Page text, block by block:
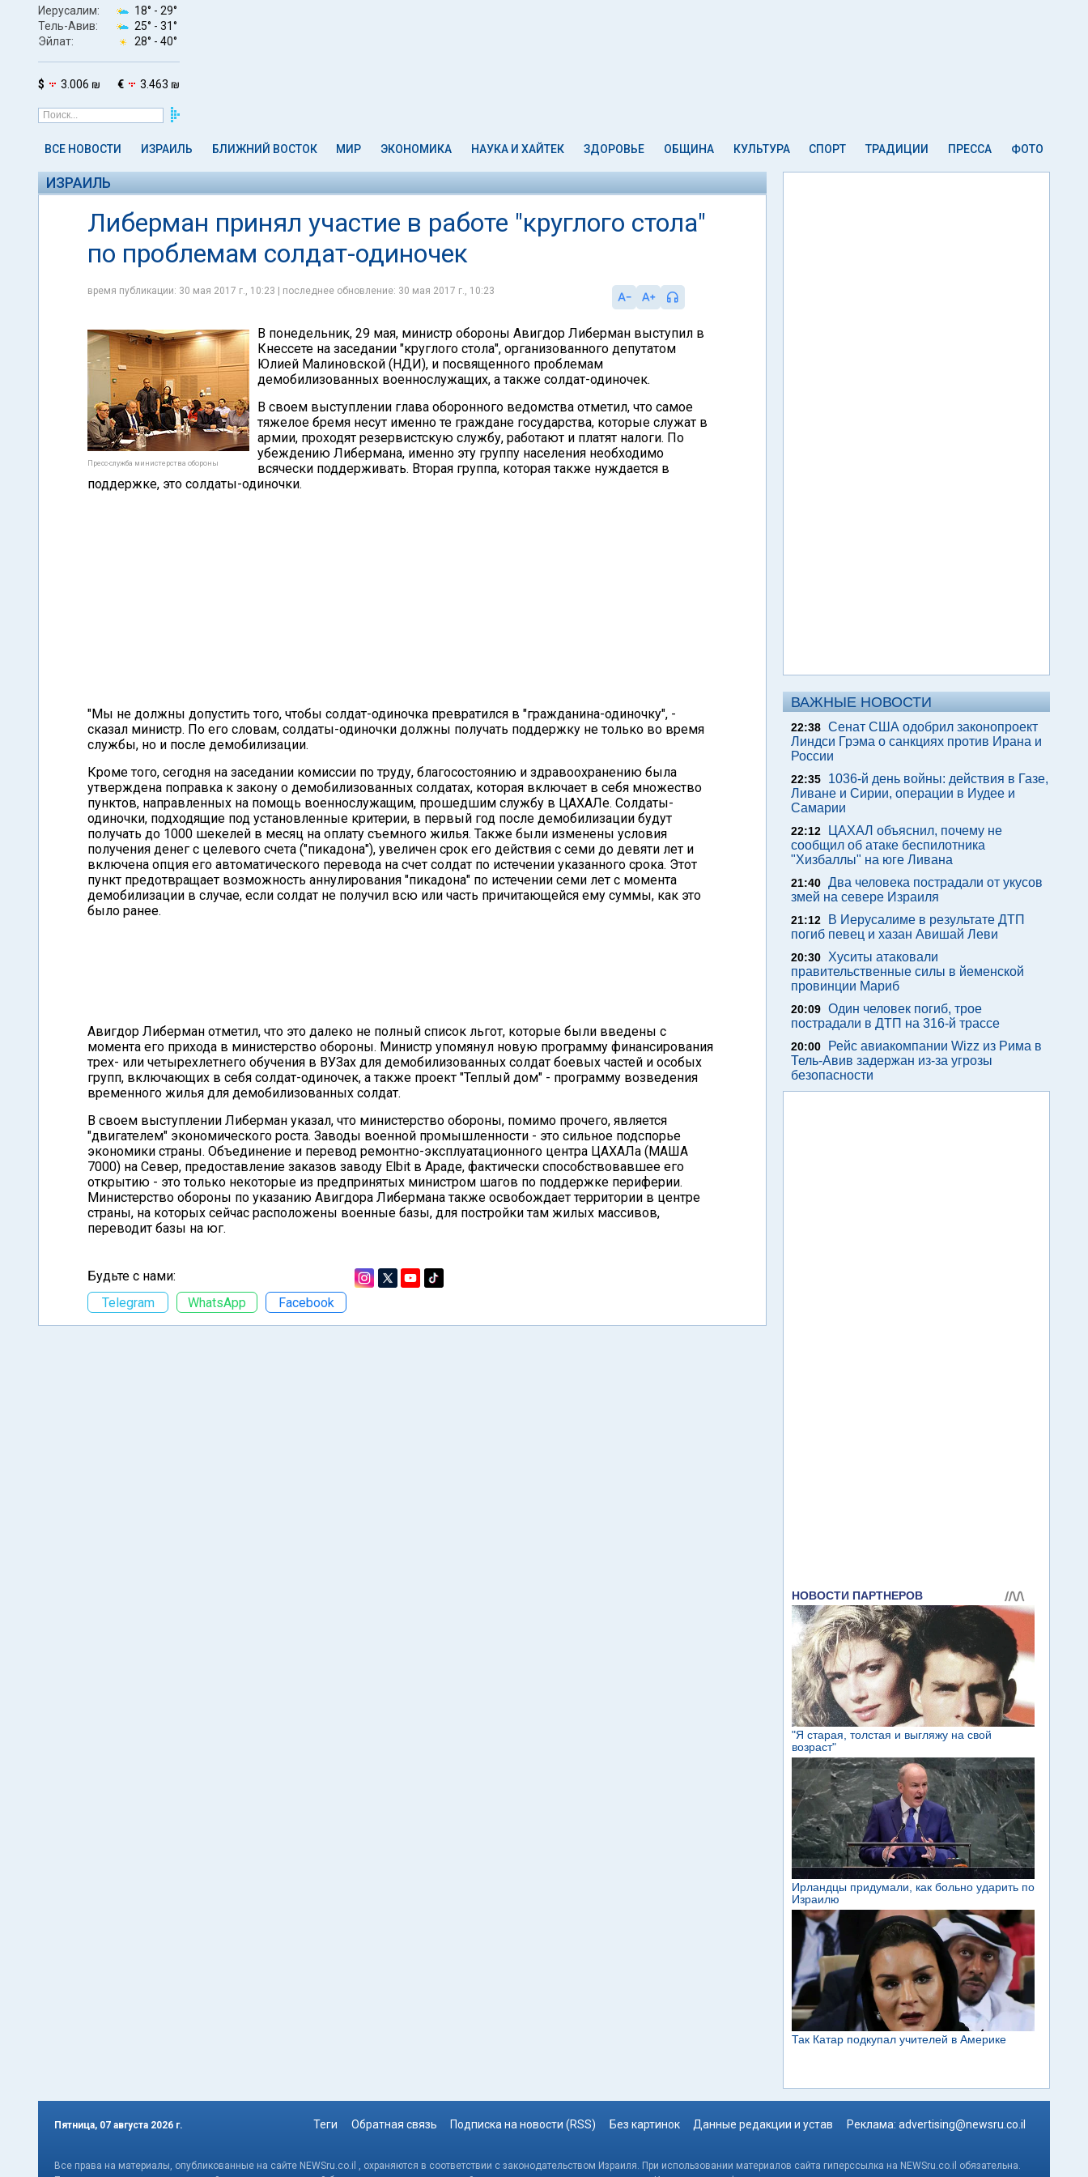
Иерусалим: 18° - 29°
Тель-Авив:
25° - 31°
Эйлат:
28° - 40°
$ 3.006 ₪ € 3.463 ₪
ВСЕ НОВОСТИ ИЗРАИЛЬ БЛИЖНИЙ ВОСТОК МИР ЭКОНОМИКА НАУКА И ХАЙТЕК ЗДОРОВЬЕ ОБЩИНА КУЛЬТУРА СПОРТ ТРАДИЦИИ ПРЕССА ФОТО
ИЗРАИЛЬ
Либерман принял участие в работе "круглого стола"
по проблемам солдат-одиночек
время публикации: 30 мая 2017 г., 10:23 | последнее обновление: 30 мая 2017 г., 10:23
Пресс-служба министерства обороны
В понедельник, 29 мая, министр обороны Авигдор Либерман выступил в
Кнессете на заседании "круглого стола", организованного депутатом
Юлией Малиновской (НДИ), и посвященного проблемам
демобилизованных военнослужащих, а также солдат-одиночек.
В своем выступлении глава оборонного ведомства отметил, что самое
тяжелое бремя несут именно те граждане государства, которые служат в
армии, проходят резервистскую службу, работают и платят налоги. По
убеждению Либермана, именно эту группу населения необходимо
всячески поддерживать. Вторая группа, которая также нуждается в
поддержке, это солдаты-одиночки.
"Мы не должны допустить того, чтобы солдат-одиночка превратился в "гражданина-одиночку", -
сказал министр. По его словам, солдаты-одиночки должны получать поддержку не только во время
службы, но и после демобилизации.
Кроме того, сегодня на заседании комиссии по труду, благосостоянию и здравоохранению была
утверждена поправка к закону о демобилизованных солдатах, которая включает в себя множество
пунктов, направленных на помощь военнослужащим, прошедшим службу в ЦАХАЛе. Солдаты-
одиночки, подходящие под установленные критерии, в первый год после демобилизации будут
получать до 1000 шекелей в месяц на оплату съемного жилья. Также были изменены условия
получения денег с целевого счета ("пикадона"), увеличен срок его действия с семи до девяти лет и
включена опция его автоматического перевода на счет солдат по истечении указанного срока. Этот
пункт предотвращает возможность аннулирования "пикадона" по истечении семи лет с момента
демобилизации в случае, если солдат не получил всю или часть причитающейся ему суммы, как это
было ранее.
Авигдор Либерман отметил, что это далеко не полный список льгот, которые были введены с
момента его прихода в министерство обороны. Министр упомянул новую программу финансирования
трех- или четырехлетнего обучения в ВУЗах для демобилизованных солдат боевых частей и особых
групп, включающих в себя солдат-одиночек, а также проект "Теплый дом" - программу возведения
временного жилья для демобилизованных солдат.
В своем выступлении Либерман указал, что министерство обороны, помимо прочего, является
"двигателем" экономического роста. Заводы военной промышленности - это сильное подспорье
экономики страны. Объединение и перевод ремонтно-эксплуатационного центра ЦАХАЛа (МАША
7000) на Север, предоставление заказов заводу Elbit в Араде, фактически способствовавшее его
открытию - это только некоторые из предпринятых министром шагов по поддержке периферии.
Министерство обороны по указанию Авигдора Либермана также освобождает территории в центре
страны, на которых сейчас расположены военные базы, для постройки там жилых массивов,
переводит базы на юг.
Будьте с нами:
Telegram
WhatsApp Facebook
ВАЖНЫЕ НОВОСТИ
22:38 Сенат США одобрил законопроект
Линдси Грэма о санкциях против Ирана и
России
22:35
1036-й день войны: действия в Газе,
Ливане и Сирии, операции в Иудее и
Самарии
22:12
ЦАХАЛ объяснил, почему не
сообщил об атаке беспилотника
"Хизбаллы" на юге Ливана
21:40 Два человека пострадали от укусов
змей на севере Израиля
21:12
В Иерусалиме в результате ДТП
погиб певец и хазан Авишай Леви
20:30
Хуситы атаковали
правительственные силы в йеменской
провинции Мариб
20:09 Один человек погиб, трое
пострадали в ДТП на 316-й трассе
20:00
Рейс авиакомпании Wizz из Рима в
Тель-Авив задержан из-за угрозы
безопасности
Пятница, 07 августа 2026 г. Теги Обратная связь Подписка на новости (RSS) Без картинок Данные редакции и устав Реклама: advertising@newsru.co.il
Все права на материалы, опубликованные на сайте NEWSru.co.il , охраняются в соответствии с законодательством Израиля. При использовании материалов сайта гиперссылка на NEWSru.co.il обязательна.